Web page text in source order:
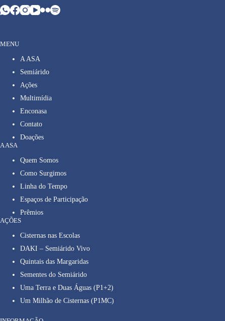
MENU
A ASA
Semiárido
Ações
Multimídia
Enconasa
Contato
Doações
A ASA
Quem Somos
Como Surgimos
Linha do Tempo
Espaços de Participação
Prêmios
AÇÕES
Cisternas nas Escolas
DAKI – Semiárido Vivo
Quintais das Margaridas
Sementes do Semiárido
Uma Terra e Duas Águas (P1+2)
Um Milhão de Cisternas (P1MC)